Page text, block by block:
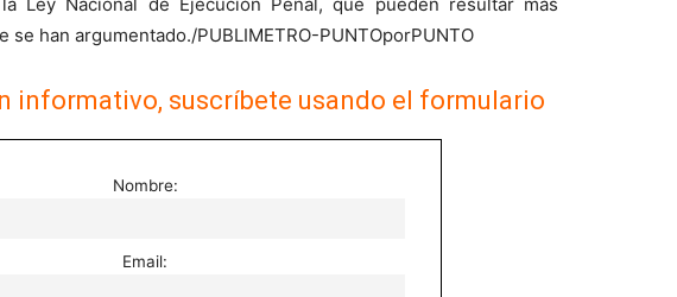
han argumentado./PUBLIMETRO-PUNTOporPUNTO
informativo, suscríbete usando el formulario
Nombre:
Email: